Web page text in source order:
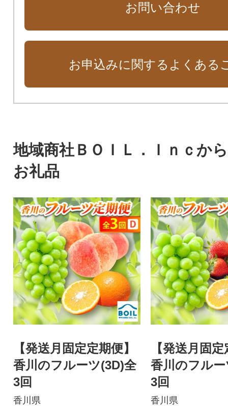
お問い合わせ
お申込みに関するよくある
地域商社ＢＯＩＬ．Ｉｎｃか
お礼品
【発送月固定定期便】
香川のフルーツ(3D)全
3回
香川県
【発送月固
香川のフル
3回
香川県